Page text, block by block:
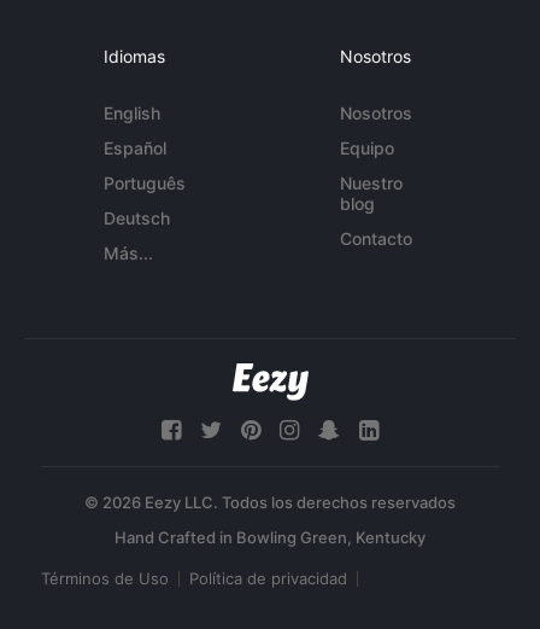
Idiomas
English
Español
Português
Deutsch
Más...
Nosotros
Nosotros
Equipo
Nuestro
blog
Contacto
© 2026 Eezy LLC. Todos los derechos reservados
Términos de Uso Política de privacidad